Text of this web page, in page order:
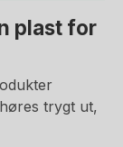
plast for
trygt ut,